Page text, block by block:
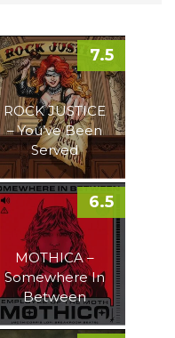
ROCK JUSTICE
– You’ve Been
Served
7.5
MOTHICA –
Somewhere In
Between
6.5